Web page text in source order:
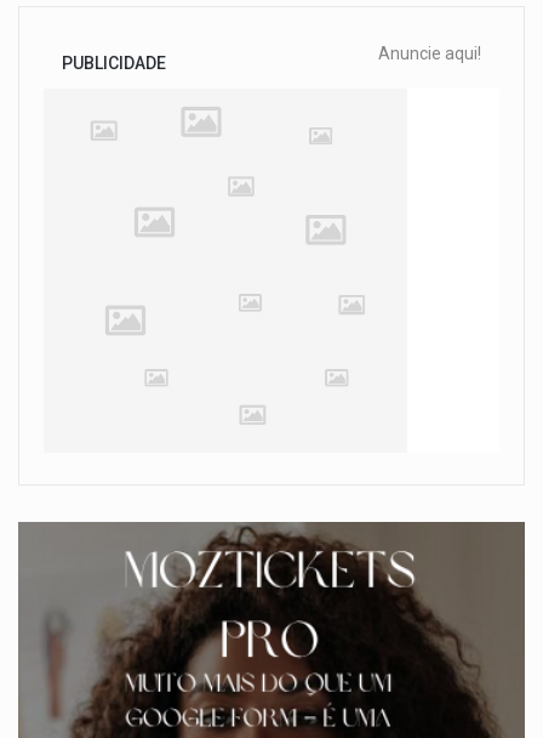
PUBLICIDADE Anuncie aqui!